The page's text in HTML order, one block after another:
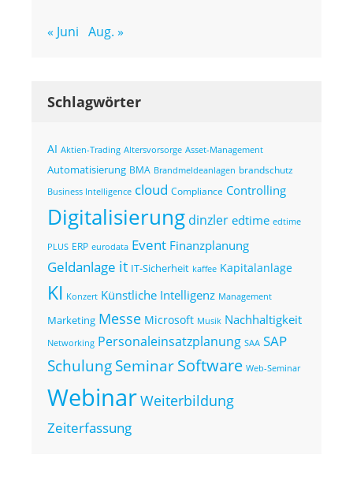
« Juni Aug. »
Schlagwörter
AI Aktien-Trading Altersvorsorge Asset-Management
Automatisierung BMA Brandmeldeanlagen brandschutz
Business Intelligence cloud Compliance Controlling
Digitalisierung dinzler edtime edtime
PLUS ERP eurodata Event Finanzplanung
Geldanlage it IT-Sicherheit kaffee Kapitalanlage
KI Konzert Künstliche Intelligenz Management
Marketing Messe Microsoft Musik Nachhaltigkeit
Networking Personaleinsatzplanung SAA SAP
SchulungSeminarSoftware Web-Seminar
WebinarWeiterbildung
Zeiterfassung